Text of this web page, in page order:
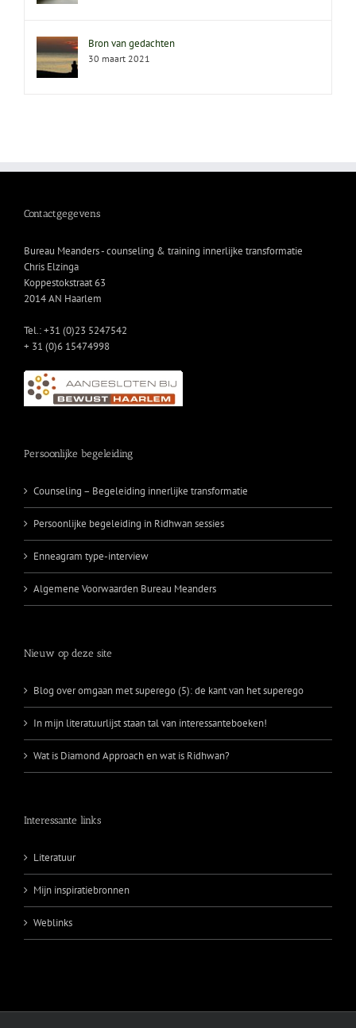
Bron van gedachten
30 maart 2021
Contactgegevens
Bureau Meanders - counseling & training innerlijke transformatie
Chris Elzinga
Koppestokstraat 63
2014 AN Haarlem
Tel.: +31 (0)23 5247542
+ 31 (0)6 15474998
Persoonlijke begeleiding
Counseling – Begeleiding innerlijke transformatie
Persoonlijke begeleiding in Ridhwan sessies
Enneagram type-interview
Algemene Voorwaarden Bureau Meanders
Nieuw op deze site
Blog over omgaan met superego (5): de kant van het superego
In mijn literatuurlijst staan tal van interessanteboeken!
Wat is Diamond Approach en wat is Ridhwan?
Interessante links
Literatuur
Mijn inspiratiebronnen
Weblinks